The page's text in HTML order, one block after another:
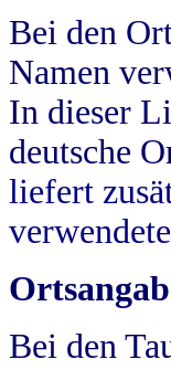
Bei den
Namen
In dieser
deutsche
liefert
Bei den